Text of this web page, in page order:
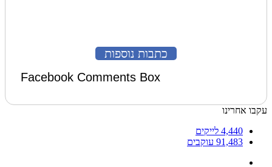
כתבות נוספות
Facebook Comments Box
עקבו אחרינו
4,440 לייקים
91,483 עוקבים